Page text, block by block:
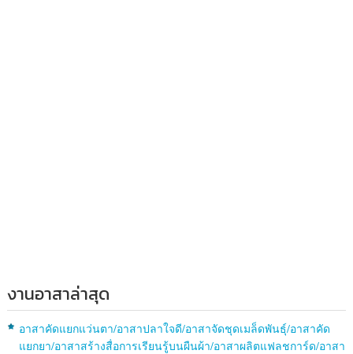
งานอาสาล่าสุด
อาสาคัดแยกแว่นตา/อาสาปลาใจดี/อาสาจัดชุดเมล็ดพันธุ์/อาสาคัด
แยกยา/อาสาสร้างสื่อการเรียนรู้บนผืนผ้า/อาสาผลิตแฟลชการ์ด/อาสา